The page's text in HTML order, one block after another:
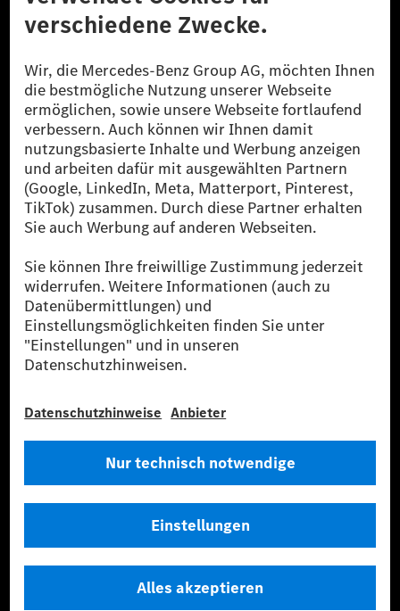
© 2026 Mercedes-Benz Group AG. Alle Rechte vorbehalten.
[1] Bilanziell CO₂-neutral bedeutet, dass nicht vermiedene oder nicht
reduzierte CO₂-Emissionen bei der Mercedes-Benz Group durch
zertifizierte Ausgleichsprojekte kompensiert werden.
[2] Renewable Charging ist ein integraler Bestandteil von MB.CHARGE
Public in Europa, den USA, Kanada und China. Sofern an der jeweiligen
Ladestation noch kein Strom aus erneuerbaren Energien vorliegt,
verwendet Renewable Charging Grünstromzertifikate*. Diese stellen
sicher, dass für Ladevorgänge über MB.CHARGE Public eine äquivalente
Strommenge aus erneuerbaren Energien ins Stromnetz eingespeist wird.
als sechs Jahre sind.
* Inkl. EKOenergy Ökolabel
* Die angegebenen Werte wurden nach dem vorgeschriebenen
Messverfahren WLTP (Worldwide harmonised Light vehicles Test
Procedure) ermittelt. Die angegebenen Spannweiten beziehen sich auf
den europäischen Markt. Der Energieverbrauch und der CO₂-Ausstoß
eines Pkw sind nicht nur von der effizienten Ausnutzung des Kraftstoffs
bzw. des Energieträgers durch den Pkw, sondern auch vom Fahrstil und
** Der Stromverbrauch wurde auf der Grundlage der VO 692/2008/EG
Fahrzeugkonfiguration.
*** Angaben zum Stromverbrauch und zur Reichweite sind vorläufig und
wurden intern nach Maßgabe der Zertifizierungsmethode „WLTP-
Prüfverfahren“ ermittelt. Es liegen bislang weder bestätigte Werte von
Typgenehmigung noch eine Konformitätsbescheinigung mit amtlichen